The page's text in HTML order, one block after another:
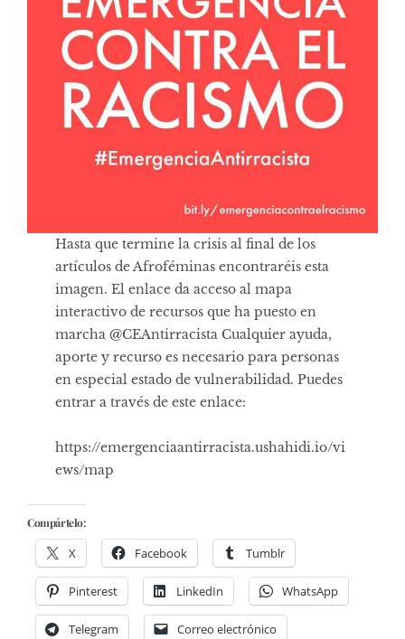
Hasta que termine la crisis al final de los
artículos de Afroféminas encontraréis esta
imagen. El enlace da acceso al mapa
interactivo de recursos que ha puesto en
marcha @CEAntirracista Cualquier ayuda,
aporte y recurso es necesario para personas
en especial estado de vulnerabilidad. Puedes
entrar a través de este enlace:
https://emergenciaantirracista.ushahidi.io/vi
ews/map
Compártelo:
X Facebook Tumblr
Pinterest LinkedIn WhatsApp
Telegram Correo electrónico